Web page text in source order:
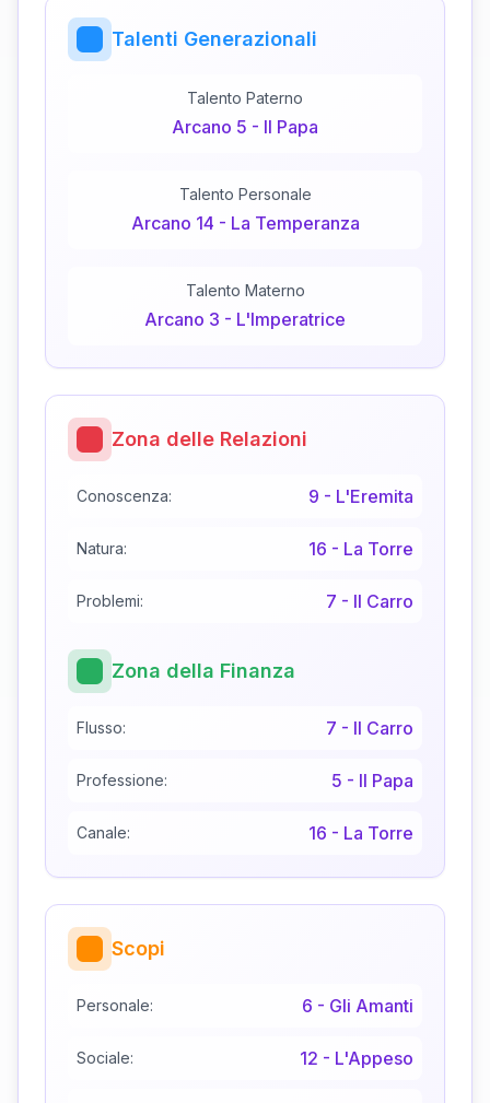
Talenti Generazionali
Talento Paterno
Arcano 5 - Il Papa
Talento Personale
Arcano 14 - La Temperanza
Talento Materno
Arcano 3 - L'Imperatrice
Zona delle Relazioni
Conoscenza: 9 - L'Eremita
Natura: 16 - La Torre
Problemi: 7 - Il Carro
Zona della Finanza
Flusso: 7 - Il Carro
Professione: 5 - Il Papa
Canale: 16 - La Torre
Scopi
Personale: 6 - Gli Amanti
Sociale: 12 - L'Appeso